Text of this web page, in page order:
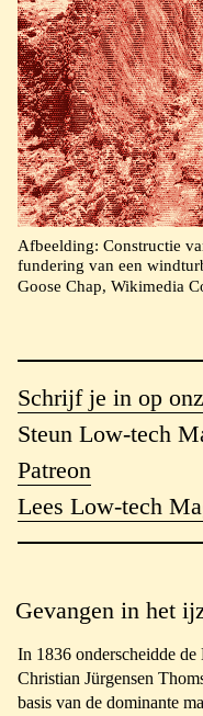
Afbeelding: Constructie
fundering van een
Goose Chap, Wikimedia
Schrijf je in op
Steun Low-tech
Patreon
Lees Low-tech
Gevangen in het
In 1836 onderscheidde de
Christian Jürgensen
basis van de dominante